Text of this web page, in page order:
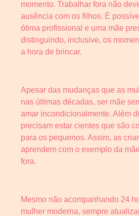
momento. Trabalhar fora não
ausência com os filhos. É
ótima profissional e uma mãe
distinguindo, inclusive, os
a hora de brincar.
Apesar das mudanças que as
nas últimas décadas, ser mãe
amar incondicionalmente. Além
precisam estar cientes que são
para os pequenos. Assim, as
aprendem com o exemplo da
fora.
Mesmo não acompanhando 24
mulher moderna, sempre